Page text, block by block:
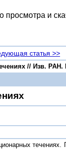
просмотра и
статья >>
// Изв.